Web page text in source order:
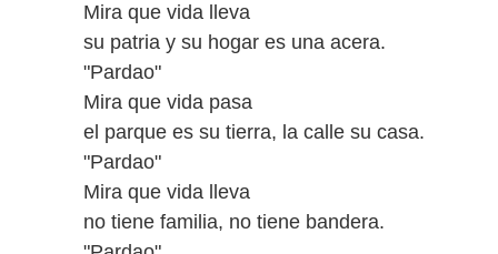
Mira que vida lleva
su patria y su hogar es una acera.
"Pardao"
Mira que vida pasa
el parque es su tierra, la calle su casa.
"Pardao"
Mira que vida lleva
no tiene familia, no tiene bandera.